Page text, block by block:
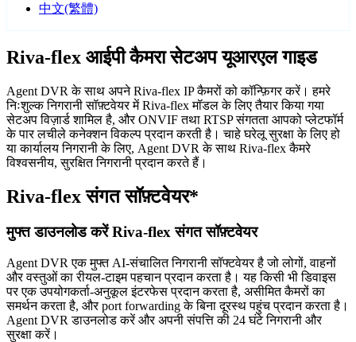
中文(繁體)
Riva-flex आईपी कैमरा सेटअप यूआरएल गाइड
Agent DVR के साथ अपने Riva-flex IP कैमरों को कॉन्फ़िगर करें। हमरे
निःशुल्क निगरानी सॉफ़्टवेयर में Riva-flex मॉडल के लिए तैयार किया गया
सेटअप विज़ार्ड शामिल है, और ONVIF तथा RTSP संगतता आपको प्लेटफॉर्म
के पार लचीले कनेक्शन विकल्प प्रदान करती है। चाहे घरेलू सुरक्षा के लिए हो
या कार्यालय निगरानी के लिए, Agent DVR के साथ Riva-flex कैमरे
विश्वसनीय, सुरक्षित निगरानी प्रदान करते हैं।
Riva-flex संगत सॉफ़्टवेयर*
मुफ्त डाउनलोड करें Riva-flex संगत सॉफ़्टवेयर
Agent DVR एक मुफ्त AI-संचालित निगरानी सॉफ्टवेयर है जो लोगों, वाहनों
और वस्तुओं का रीयल-टाइम पहचान प्रदान करता है। यह किसी भी डिवाइस
पर एक उपयोगकर्ता-अनुकूल इंटरफेस प्रदान करता है, असीमित कैमरों का
समर्थन करता है, और port forwarding के बिना दूरस्थ पहुंच प्रदान करता है।
Agent DVR डाउनलोड करें और अपनी संपत्ति की 24 घंटे निगरानी और
सुरक्षा करें।